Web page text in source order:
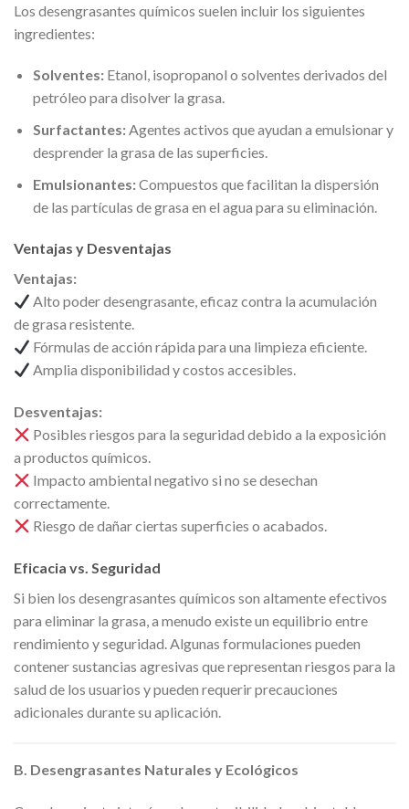
Los desengrasantes químicos suelen incluir los siguientes
ingredientes:
Solventes:Etanol, isopropanol o solventes derivados del
petróleo para disolver la grasa.
Surfactantes:Agentes activos que ayudan a emulsionar y
desprender la grasa de las superficies.
Emulsionantes:Compuestos que facilitan la dispersión
de las partículas de grasa en el agua para su eliminación.
Ventajas y Desventajas
Ventajas:
Alto poder desengrasante, eficaz contra la acumulación
de grasa resistente.
Fórmulas de acción rápida para una limpieza eficiente.
Amplia disponibilidad y costos accesibles.
Desventajas:
Posibles riesgos para la seguridad debido a la exposición
a productos químicos.
Impacto ambiental negativo si no se desechan
correctamente.
Riesgo de dañar ciertas superficies o acabados.
Eficacia vs. Seguridad
Si bien los desengrasantes químicos son altamente efectivos
para eliminar la grasa, a menudo existe un equilibrio entre
rendimiento y seguridad. Algunas formulaciones pueden
contener sustancias agresivas que representan riesgos para la
salud de los usuarios y pueden requerir precauciones
adicionales durante su aplicación.
B. Desengrasantes Naturales y Ecológicos